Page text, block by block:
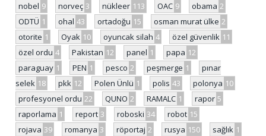
nobel 9 norveç 3 nükleer 113 OAC 9 obama 2
ODTÜ 1 ohal 43 ortadoğu 15 osman murat ülke 2
otorite 1 Oyak 10 oyuncak silah 4 özel güvenlik 11
özel ordu 4 Pakistan 12 panel 1 papa 12
paraguay 1 PEN 1 pesco 2 peşmerge 1
pınar
selek 18 pkk 12 Polen Ünlü 1 polis 43 polonya 10
profesyonel ordu 22 QUNO 2 RAMALC 1 rapor 5
raporlama 1 report 3 roboski 34 robot 15
rojava 39 romanya 3 röportaj 2 rusya 150 sağlık 1